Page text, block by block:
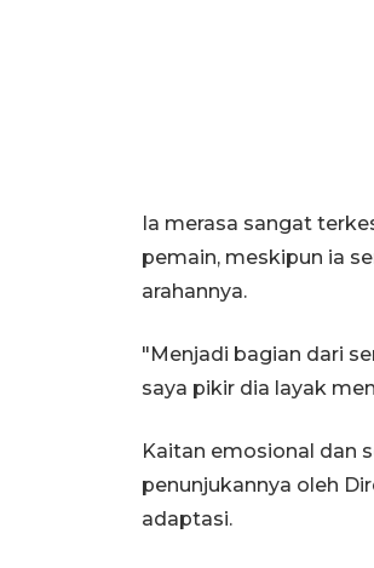
Ia merasa sangat
pemain, meskipun ia
arahannya.
"Menjadi bagian dari
saya pikir dia layak
Kaitan emosional dan
penunjukannya oleh
adaptasi.